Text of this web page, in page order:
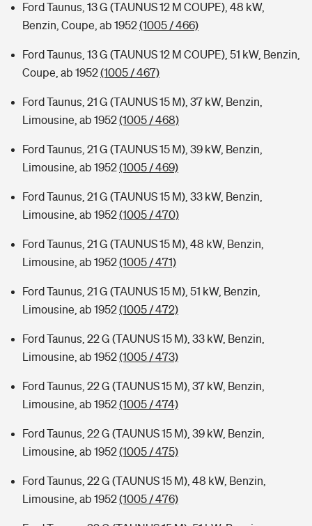
Ford Taunus, 13 G (TAUNUS 12 M COUPE), 48 kW,
Benzin, Coupe, ab 1952(1005 / 466)
Ford Taunus, 13 G (TAUNUS 12 M COUPE), 51 kW, Benzin,
Coupe, ab 1952(1005 / 467)
Ford Taunus, 21 G (TAUNUS 15 M), 37 kW, Benzin,
Limousine, ab 1952(1005 / 468)
Ford Taunus, 21 G (TAUNUS 15 M), 39 kW, Benzin,
Limousine, ab 1952(1005 / 469)
Ford Taunus, 21 G (TAUNUS 15 M), 33 kW, Benzin,
Limousine, ab 1952(1005 / 470)
Ford Taunus, 21 G (TAUNUS 15 M), 48 kW, Benzin,
Limousine, ab 1952(1005 / 471)
Ford Taunus, 21 G (TAUNUS 15 M), 51 kW, Benzin,
Limousine, ab 1952(1005 / 472)
Ford Taunus, 22 G (TAUNUS 15 M), 33 kW, Benzin,
Limousine, ab 1952(1005 / 473)
Ford Taunus, 22 G (TAUNUS 15 M), 37 kW, Benzin,
Limousine, ab 1952(1005 / 474)
Ford Taunus, 22 G (TAUNUS 15 M), 39 kW, Benzin,
Limousine, ab 1952(1005 / 475)
Ford Taunus, 22 G (TAUNUS 15 M), 48 kW, Benzin,
Limousine, ab 1952(1005 / 476)